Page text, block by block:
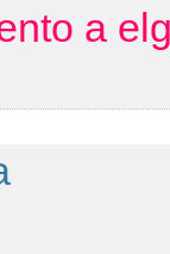
a